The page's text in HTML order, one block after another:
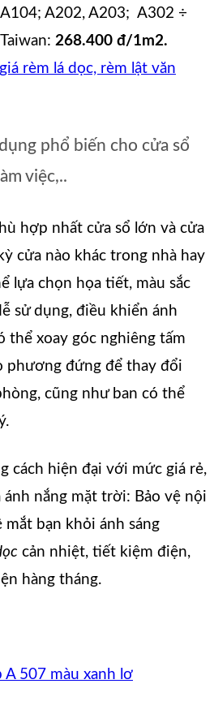
A104; A202, A203; A302 ÷
268.400 đ/1m2.
rèm lá dọc, rèm lật văn
phổ biến cho cửa sổ
việc,..
hợp nhất cửa sổ lớn và cửa
cửa nào khác trong nhà hay
lựa chọn họa tiết, màu sắc
sử dụng, điều khiển ánh
thể xoay góc nghiêng tấm
phương đứng để thay đổi
cũng như ban có thể
cách hiện đại với mức giá rẻ,
ánh nắng mặt trời: Bảo vệ nội
bạn khỏi ánh sáng
cản nhiệt, tiết kiệm điện,
hàng tháng.
A 507 màu xanh lơ